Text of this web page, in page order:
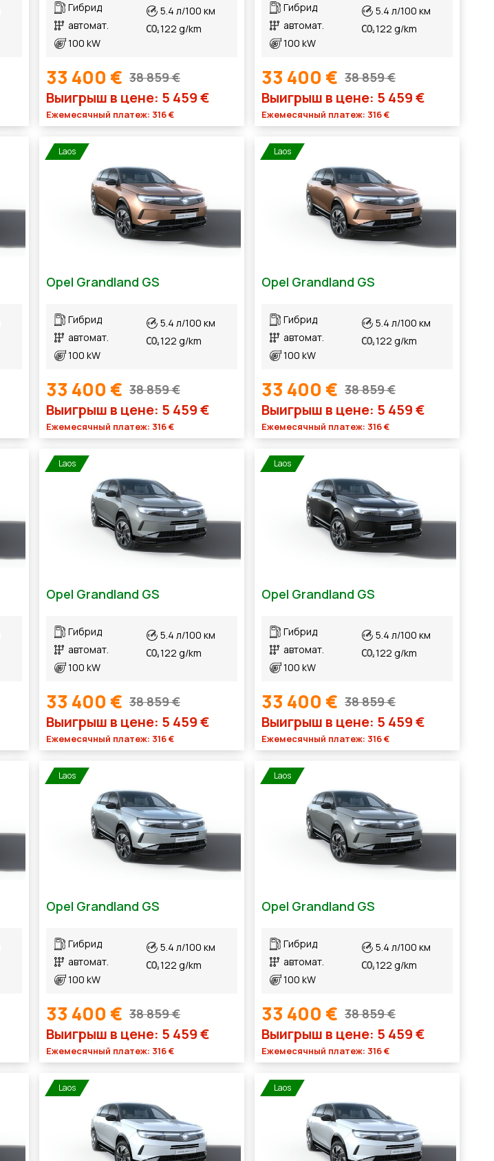
Гибрид
автомат.
100 kW
5.4 л/100 км
122 g/km
33 400 € 38 859 €
Выигрыш в цене: 5 459 €
Ежемесячный платеж: 316 €
Гибрид
автомат.
100 kW
5.4 л/100 км
122 g/km
33 400 € 38 859 €
Выигрыш в цене: 5 459 €
Ежемесячный платеж: 316 €
Laos
Opel Grandland GS
Гибрид
автомат.
100 kW
5.4 л/100 км
122 g/km
33 400 € 38 859 €
Выигрыш в цене: 5 459 €
Ежемесячный платеж: 316 €
Laos
Opel Grandland GS
Гибрид
автомат.
100 kW
5.4 л/100 км
122 g/km
33 400 € 38 859 €
Выигрыш в цене: 5 459 €
Ежемесячный платеж: 316 €
Laos
Opel Grandland GS
Гибрид
автомат.
100 kW
5.4 л/100 км
122 g/km
33 400 € 38 859 €
Выигрыш в цене: 5 459 €
Ежемесячный платеж: 316 €
Laos
Opel Grandland GS
Гибрид
автомат.
100 kW
5.4 л/100 км
122 g/km
33 400 € 38 859 €
Выигрыш в цене: 5 459 €
Ежемесячный платеж: 316 €
Laos
Opel Grandland GS
Гибрид
автомат.
100 kW
5.4 л/100 км
122 g/km
33 400 € 38 859 €
Выигрыш в цене: 5 459 €
Ежемесячный платеж: 316 €
Laos
Opel Grandland GS
Гибрид
автомат.
100 kW
5.4 л/100 км
122 g/km
33 400 € 38 859 €
Выигрыш в цене: 5 459 €
Ежемесячный платеж: 316 €
Laos Laos